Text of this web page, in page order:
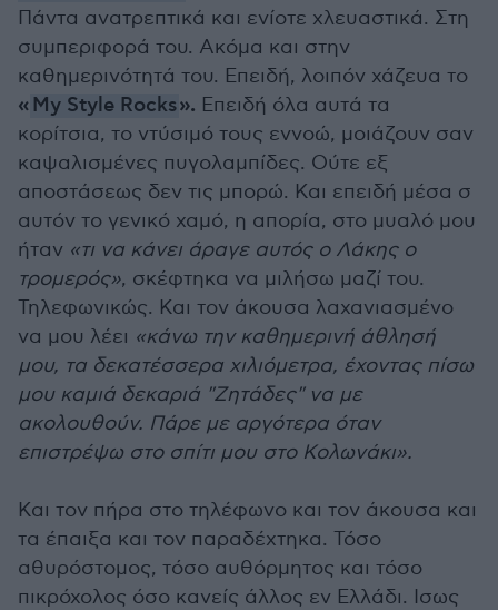
Πάντα ανατρεπτικά και ενίοτε χλευαστικά. Στη
συμπεριφορά του. Ακόμα και στην
καθημερινότητά του. Επειδή, λοιπόν χάζευα το
«My Style Rocks». Επειδή όλα αυτά τα
κορίτσια, το ντύσιμό τους εννοώ, μοιάζουν σαν
καψαλισμένες πυγολαμπίδες. Ούτε εξ
αποστάσεως δεν τις μπορώ. Και επειδή μέσα σ
αυτόν το γενικό χαμό, η απορία, στο μυαλό μου
ήταν «τι να κάνει άραγε αυτός ο Λάκης ο
τρομερός», σκέφτηκα να μιλήσω μαζί του.
Τηλεφωνικώς. Και τον άκουσα λαχανιασμένο
να μου λέει «κάνω την καθημερινή άθλησή
μου, τα δεκατέσσερα χιλιόμετρα, έχοντας πίσω
μου καμιά δεκαριά "Ζητάδες" να με
ακολουθούν. Πάρε με αργότερα όταν
επιστρέψω στο σπίτι μου στο Κολωνάκι».
Και τον πήρα στο τηλέφωνο και τον άκουσα και
τα έπαιξα και τον παραδέχτηκα. Τόσο
αθυρόστομος, τόσο αυθόρμητος και τόσο
πικρόχολος όσο κανείς άλλος εν Ελλάδι. Ισως